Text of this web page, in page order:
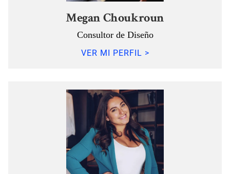
Megan Choukroun
Consultor de Diseño
VER MI PERFIL >